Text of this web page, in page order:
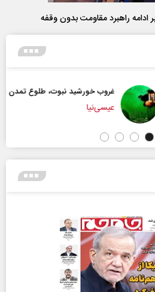
ادامه راهبرد مقاومت بدون وقفه
نبوت، طلوع تمدن امت